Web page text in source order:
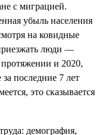
с миграцией.
убыль населения
на ковидные
люди —
и 2020,
последние 7 лет
это сказывается